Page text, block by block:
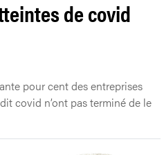
de covid
pour cent des entreprises
covid n’ont pas terminé de le